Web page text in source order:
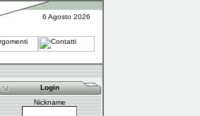
6 Agosto 2026
Login
Nickname